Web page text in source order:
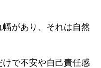
幅があり、それは自然
で不安や自己責任感